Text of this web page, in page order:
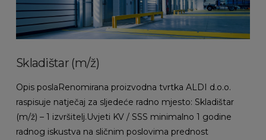
Skladištar (m/ž)
Opis poslaRenomirana proizvodna tvrtka ALDI d.o.o.
raspisuje natječaj za sljedeće radno mjesto: Skladištar
(m/ž) – 1 izvršitelj.Uvjeti KV / SSS minimalno 1 godine
radnog iskustva na sličnim poslovima prednost